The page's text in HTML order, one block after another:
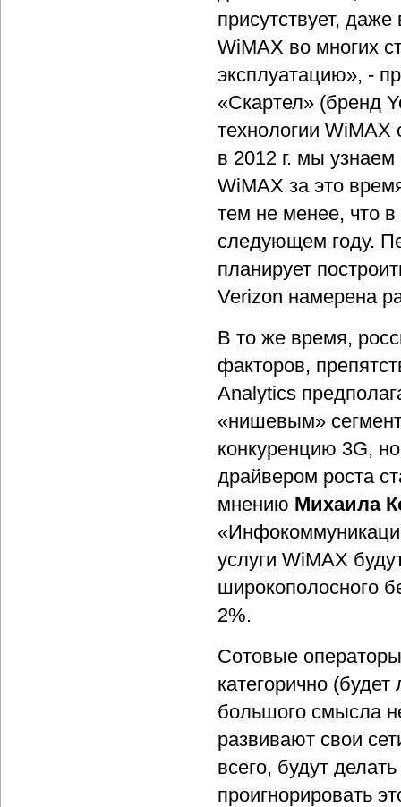
присутствует,
WiMAX во многих
эксплуатацию», -
«Скартел» (бренд
технологии
в 2012 г. мы узнаем
WiMAX за это
тем не менее, что
следующем году.
планирует
Verizon намерена
В то же время,
факторов,
Analytics
«нишевым»
конкуренцию 3G,
драйвером роста
мнению Михаила
услуги WiMAX
широкополосного
2%.
Сотовые
категорично
большого смысла
развивают свои
всего, будут
проигнорировать